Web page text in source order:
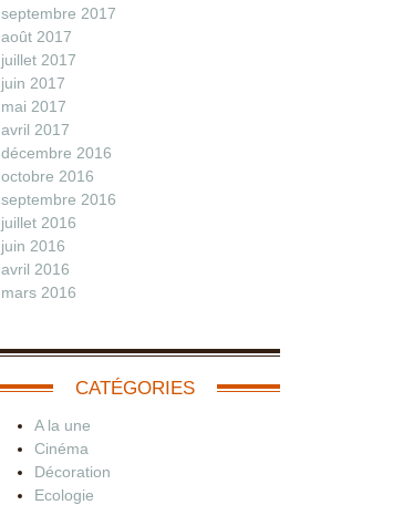
septembre 2017
août 2017
juillet 2017
juin 2017
mai 2017
avril 2017
décembre 2016
octobre 2016
septembre 2016
juillet 2016
juin 2016
avril 2016
mars 2016
CATÉGORIES
A la une
Cinéma
Décoration
Ecologie